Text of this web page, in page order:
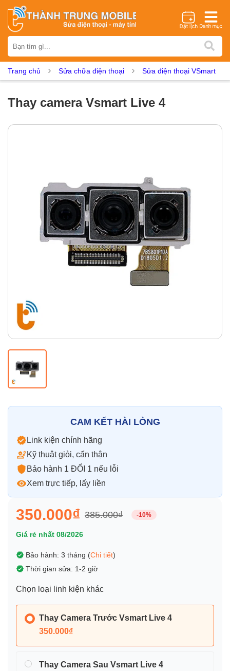
iPhone Samsung Oppo Xiaomi Realme Vivo
Huawei Nokia Google Pixel OnePlus
Thay màn hình
Màn hình iPhone Màn hình Samsung Màn hình Oppo
Màn hình Xiaomi Màn hình Realme Màn hình Vivo
Màn hình Vsmart Màn hình Google Pixel
Thay pin
Pin iPhone Pin Samsumg Pin Oppo
Trang chủ Sửa chữa điện thoại Sửa điện thoại VSmart
Thay camera Vsmart Live 4
CAM KẾT HÀI LÒNG
Link kiện chính hãng
Kỹ thuật giỏi, cẩn thận
Bảo hành 1 ĐỔI 1 nếu lỗi
Xem trực tiếp, lấy liền
350.000₫ 385.000₫ -10%
Giá rẻ nhất 08/2026
Bảo hành: 3 tháng (Chi tiết)
Thời gian sửa: 1-2 giờ
Chọn loại linh kiện khác
Thay Camera Trước Vsmart Live 4
350.000₫
Thay Camera Sau Vsmart Live 4